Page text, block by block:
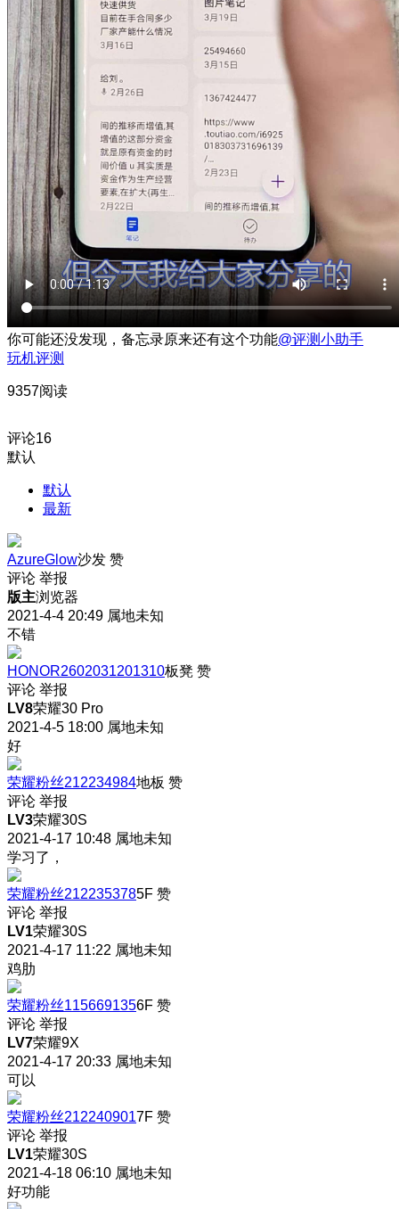
你可能还没发现，备忘录原来还有这个功能@评测小助手
玩机评测
9357阅读
评论16
默认
默认
最新
AzureGlow沙发 赞
评论 举报
版主浏览器
2021-4-4 20:49 属地未知
不错
HONOR2602031201310板凳 赞
评论 举报
LV8荣耀30 Pro
2021-4-5 18:00 属地未知
好
荣耀粉丝212234984地板 赞
评论 举报
LV3荣耀30S
2021-4-17 10:48 属地未知
学习了，
荣耀粉丝2122353785F 赞
评论 举报
LV1荣耀30S
2021-4-17 11:22 属地未知
鸡肋
荣耀粉丝1156691356F 赞
评论 举报
LV7荣耀9X
2021-4-17 20:33 属地未知
可以
荣耀粉丝2122409017F 赞
评论 举报
LV1荣耀30S
2021-4-18 06:10 属地未知
好功能